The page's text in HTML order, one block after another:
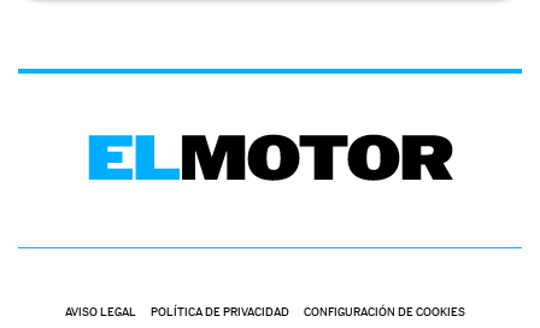
AVISO LEGAL POLÍTICA DE PRIVACIDAD CONFIGURACIÓN DE COOKIES